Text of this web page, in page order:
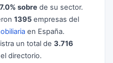
sobre de su sector.
1395 empresas del
en España.
un total de 3.716
directorio.